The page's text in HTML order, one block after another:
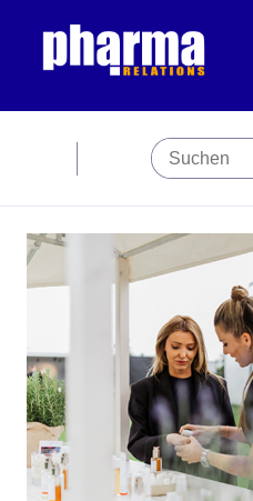
Premiumpartner
Newsletter
Mediadaten